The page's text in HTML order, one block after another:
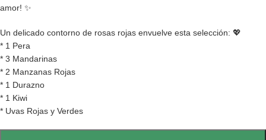
amor! ✨
Un delicado contorno de rosas rojas envuelve esta selección: 💖
* 1 Pera
* 3 Mandarinas
* 2 Manzanas Rojas
* 1 Durazno
* 1 Kiwi
* Uvas Rojas y Verdes